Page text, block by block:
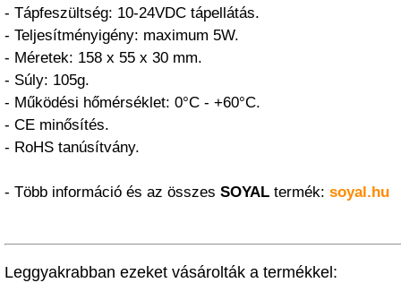
- Tápfeszültség: 10-24VDC tápellátás.
- Teljesítményigény: maximum 5W.
- Méretek: 158 x 55 x 30 mm.
- Súly: 105g.
- Működési hőmérséklet: 0°C - +60°C.
- CE minősítés.
- RoHS tanúsítvány.
- Több információ és az összes SOYAL termék: soyal.hu
Leggyakrabban ezeket vásárolták a termékkel: